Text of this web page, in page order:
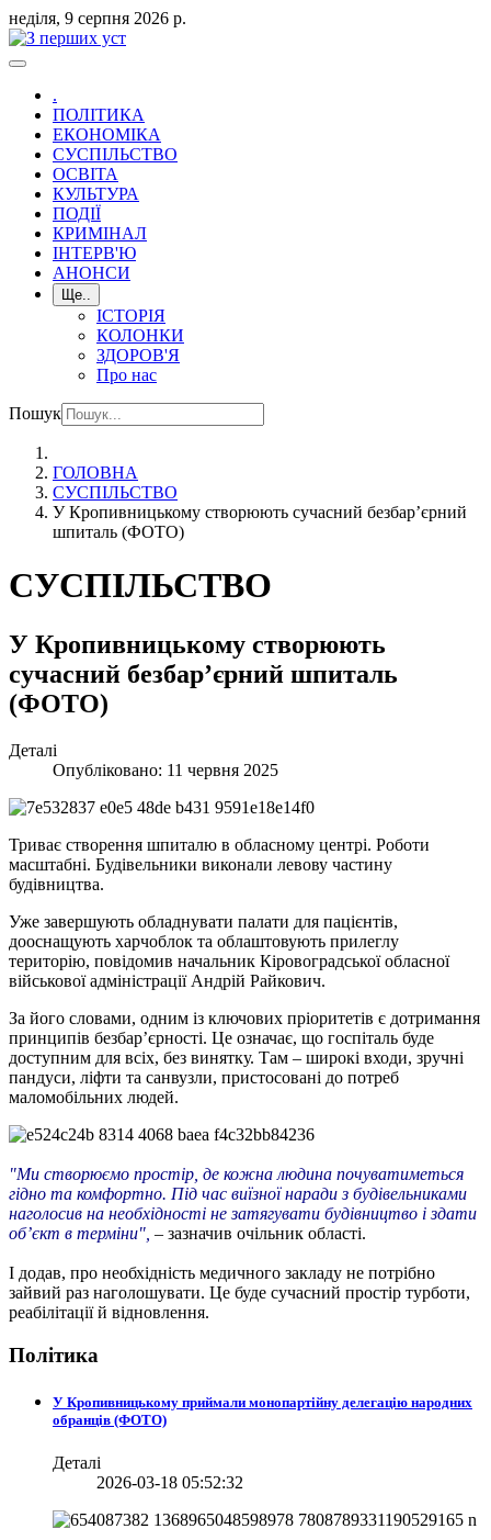
неділя, 9 серпня 2026 р.
.
ПОЛІТИКА
ЕКОНОМІКА
СУСПІЛЬСТВО
ОСВІТА
КУЛЬТУРА
ПОДІЇ
КРИМІНАЛ
ІНТЕРВ'Ю
АНОНСИ
Ще..
ІСТОРІЯ
КОЛОНКИ
ЗДОРОВ'Я
Про нас
Пошук
ГОЛОВНА
СУСПІЛЬСТВО
У Кропивницькому створюють сучасний безбар’єрний
шпиталь (ФОТО)
СУСПІЛЬСТВО
У Кропивницькому створюють
сучасний безбар’єрний шпиталь
(ФОТО)
Деталі
Опубліковано: 11 червня 2025
Триває створення шпиталю в обласному центрі. Роботи
масштабні. Будівельники виконали левову частину
будівництва.
Уже завершують обладнувати палати для пацієнтів,
дооснащують харчоблок та облаштовують прилеглу
територію, повідомив начальник Кіровоградської обласної
військової адміністрації Андрій Райкович.
За його словами, одним із ключових пріоритетів є дотримання
принципів безбар’єрності. Це означає, що госпіталь буде
доступним для всіх, без винятку. Там – широкі входи, зручні
пандуси, ліфти та санвузли, пристосовані до потреб
маломобільних людей.
"Ми створюємо простір, де кожна людина почуватиметься
гідно та комфортно. Під час виїзної наради з будівельниками
наголосив на необхідності не затягувати будівництво і здати
об’єкт в терміни", – зазначив очільник області.
І додав, про необхідність медичного закладу не потрібно
зайвий раз наголошувати. Це буде сучасний простір турботи,
реабілітації й відновлення.
Політика
У Кропивницькому приймали монопартійну делегацію народних
обранців (ФОТО)
Деталі
2026-03-18 05:52:32